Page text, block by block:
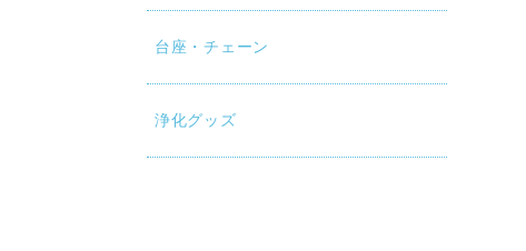
台座・チェーン
浄化グッズ